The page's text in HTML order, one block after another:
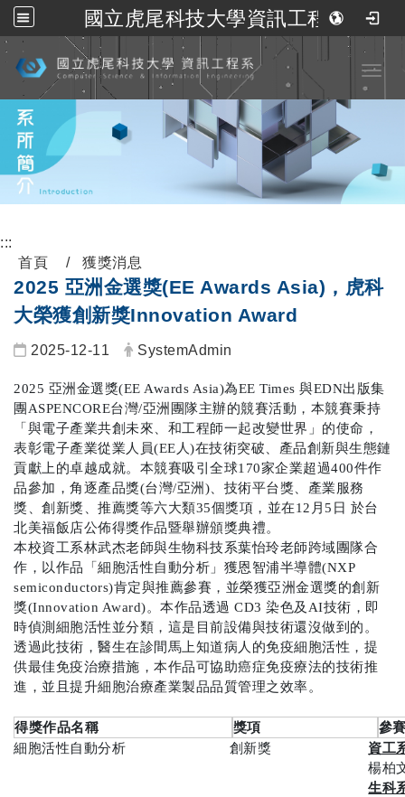
國立虎尾科技大學資訊工程系
跳到主要內容
:::
首頁
獲獎消息
2025 亞洲金選獎(EE Awards Asia)，虎科
大榮獲創新獎Innovation Award
2025-12-11 SystemAdmin
2025 亞洲金選獎(EE Awards Asia)為EE Times 與EDN出版集
團 ASPENCORE台灣/亞洲團隊主辦的競賽活動，本競賽秉持
「與電子產業共創未來、和工程師一起改變世界」的使命，
表彰電子產業從業人員(EE 人)在技術突破、產品創新與生態鏈
貢獻上的卓越成就。本競賽吸引全球170家企業超過400件作
品參加，角逐產品獎(台灣/亞洲 ) 、技術平台獎、產業服務
獎、創新獎、推薦獎等六大類35個獎項，並在12 月 5 日 於台
北美福飯店公佈得獎作品暨舉辦頒獎典禮。
本校資工系林武杰老師與生物科技系葉怡玲老師跨域團隊合
作，以作品「細胞活性自動分析」獲恩智浦半導體(NXP
semiconductors)肯定與推薦參賽，並榮獲亞洲金選獎的創新
獎(Innovation Award)。本作品透過 CD3 染色及 AI技術，即
時偵測細胞活性並分類，這是目前設備與技術還沒做到的。
透過此技術，醫生在診間馬上知道病人的免疫細胞活性，提
供最佳免疫治療措施，本作品可協助癌症免疫療法的技術推
進，並且提升細胞治療產業製品品質管理之效率。
得獎作品名稱 獎項
參
細胞活性自動分析
創新獎
資工
楊柏
生科